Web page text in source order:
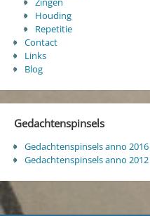
Houding
Repetitie
Contact
Links
Blog
Gedachtenspinsels
Gedachtenspinsels anno 2016
Gedachtenspinsels anno 2012